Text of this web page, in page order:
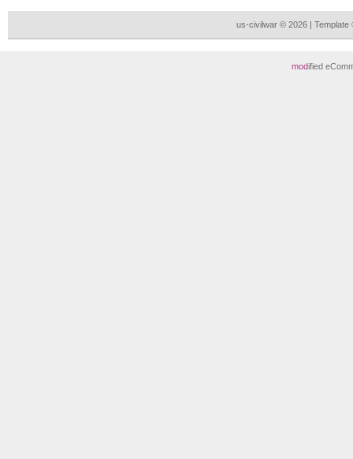
us-civilwar © 2026 |
modified